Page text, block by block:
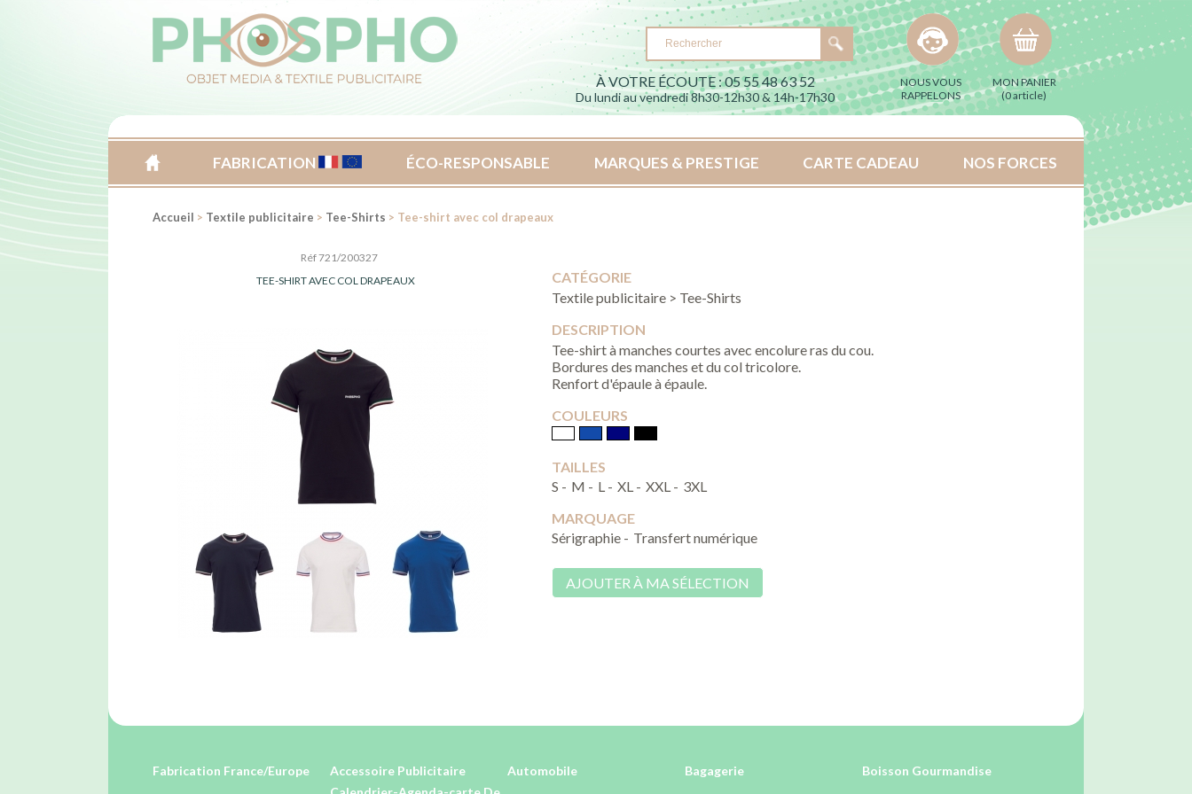
À VOTRE ÉCOUTE : 05 55 48 63 52
Du lundi au vendredi 8h30-12h30 & 14h-17h30
NOUS VOUS
RAPPELONS
MON PANIER
(0 article)
ACCUEIL
FABRICATION ÉCO-RESPONSABLE MARQUES & PRESTIGE CARTE CADEAU NOS FORCES
Accueil > Textile publicitaire > Tee-Shirts > Tee-shirt avec col drapeaux
Réf 721/200327
TEE-SHIRT AVEC COL DRAPEAUX
CATÉGORIE
Textile publicitaire > Tee-Shirts
DESCRIPTION
Tee-shirt à manches courtes avec encolure ras du cou.
Bordures des manches et du col tricolore.
Renfort d'épaule à épaule.
COULEURS
TAILLES
S - M - L - XL - XXL - 3XL
MARQUAGE
Sérigraphie - Transfert numérique
AJOUTER À MA SÉLECTION
Fabrication France/Europe Accessoire Publicitaire Automobile Bagagerie
Boisson Gourmandise